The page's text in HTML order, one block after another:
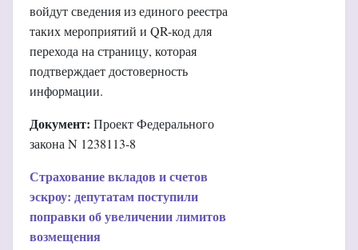
войдут сведения из единого реестра
таких мероприятий и QR-код для
перехода на страницу, которая
подтверждает достоверность
информации.
Документ: Проект Федерального
закона N 1238113-8
Страхование вкладов и счетов
эскроу: депутатам поступили
поправки об увеличении лимитов
возмещения